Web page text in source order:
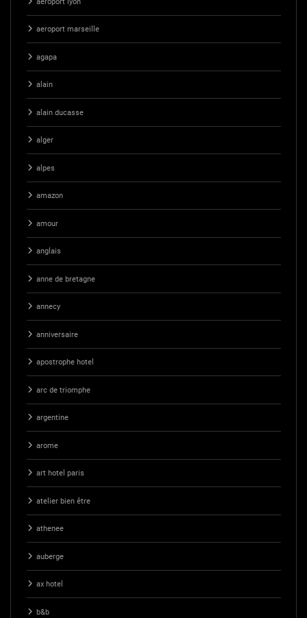
aeroport marseille
agapa
alain
alain ducasse
alger
alpes
amazon
amour
anglais
anne de bretagne
annecy
anniversaire
apostrophe hotel
arc de triomphe
argentine
arome
art hotel paris
atelier bien être
athenee
auberge
ax hotel
b&b